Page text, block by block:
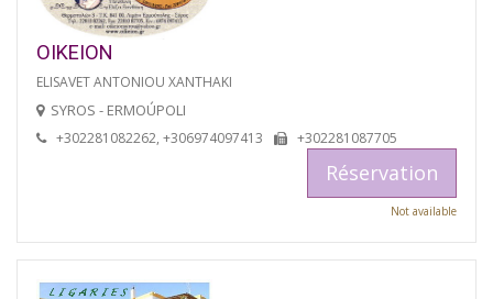
OIKEION
ELISAVET ANTONIOU XANTHAKI
SYROS - ERMOÚPOLI
+302281082262, +306974097413 +302281087705
Réservation
Not available